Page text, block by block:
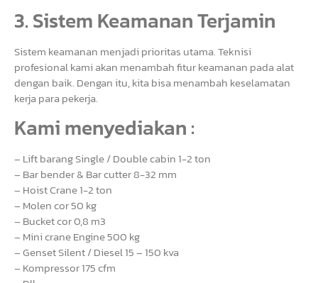
3. Sistem Keamanan Terjamin
Sistem keamanan menjadi prioritas utama. Teknisi
profesional kami akan menambah fitur keamanan pada alat
dengan baik. Dengan itu, kita bisa menambah keselamatan
kerja para pekerja.
Kami menyediakan :
– Lift barang Single / Double cabin 1-2 ton
– Bar bender & Bar cutter 8-32 mm
– Hoist Crane 1-2 ton
– Molen cor 50 kg
– Bucket cor 0,8 m3
– Mini crane Engine 500 kg
– Genset Silent / Diesel 15 – 150 kva
– Kompressor 175 cfm